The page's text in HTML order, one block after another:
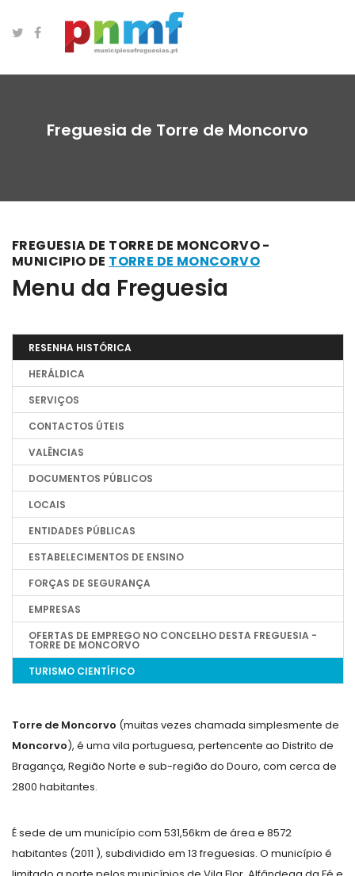
Freguesia de Torre de Moncorvo
FREGUESIA DE TORRE DE MONCORVO -
MUNICIPIO DE TORRE DE MONCORVO
Menu da Freguesia
RESENHA HISTÓRICA
HERÁLDICA
SERVIÇOS
CONTACTOS ÚTEIS
VALÊNCIAS
DOCUMENTOS PÚBLICOS
LOCAIS
ENTIDADES PÚBLICAS
ESTABELECIMENTOS DE ENSINO
FORÇAS DE SEGURANÇA
EMPRESAS
OFERTAS DE EMPREGO NO CONCELHO DESTA FREGUESIA -
TORRE DE MONCORVO
TURISMO CIENTÍFICO
Torre de Moncorvo (muitas vezes chamada simplesmente de
Moncorvo), é uma vila portuguesa, pertencente ao Distrito de
Bragança, Região Norte e sub-região do Douro, com cerca de
2800 habitantes.
É sede de um município com 531,56km de área e 8572
habitantes (2011 ), subdividido em 13 freguesias. O município é